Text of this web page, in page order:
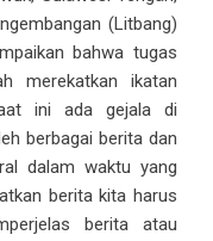
(Litbang)
bahwa tugas
merekatkan ikatan
ini ada gejala di
berbagai berita dan
dalam waktu yang
berita kita harus
berita atau